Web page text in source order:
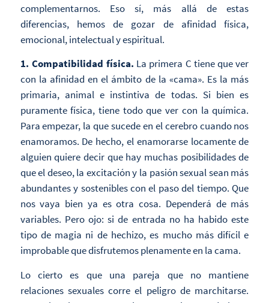
complementarnos. Eso sí, más allá de estas
diferencias, hemos de gozar de afinidad física,
emocional, intelectual y espiritual.
1. Compatibilidad física. La primera C tiene que ver
con la afinidad en el ámbito de la «cama». Es la más
primaria, animal e instintiva de todas. Si bien es
puramente física, tiene todo que ver con la química.
Para empezar, la que sucede en el cerebro cuando nos
enamoramos. De hecho, el enamorarse locamente de
alguien quiere decir que hay muchas posibilidades de
que el deseo, la excitación y la pasión sexual sean más
abundantes y sostenibles con el paso del tiempo. Que
nos vaya bien ya es otra cosa. Dependerá de más
variables. Pero ojo: si de entrada no ha habido este
tipo de magia ni de hechizo, es mucho más difícil e
improbable que disfrutemos plenamente en la cama.
Lo cierto es que una pareja que no mantiene
relaciones sexuales corre el peligro de marchitarse.